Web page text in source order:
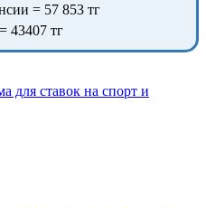
= 57 853 тг
43407 тг
для ставок на спорт и